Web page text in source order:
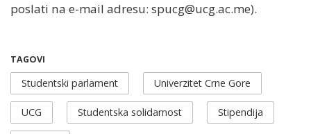
poslati na e-mail adresu: spucg@ucg.ac.me).
TAGOVI
Studentski parlament Univerzitet Crne Gore
UCG Studentska solidarnost Stipendija